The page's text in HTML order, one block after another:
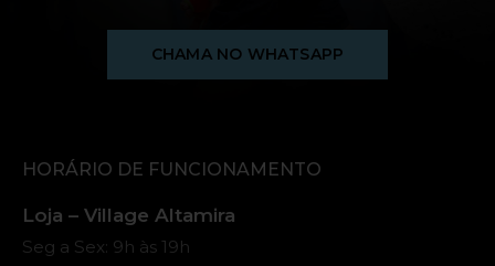
CHAMA NO WHATSAPP
HORÁRIO DE FUNCIONAMENTO
Loja – Village Altamira
Seg a Sex: 9h às 19h